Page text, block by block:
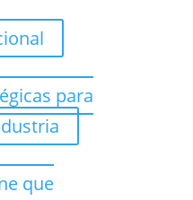
para
que